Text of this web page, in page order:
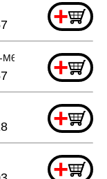
+
M6x25-10.9+
+
+